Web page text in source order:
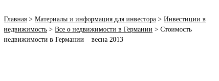
Главная > Материалы и информация для инвестора > Инвестиции в
недвижимость > Все о недвижимости в Германии > Стоимость
недвижимости в Германии – весна 2013